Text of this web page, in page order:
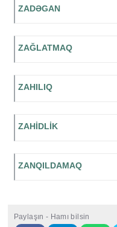
ZADƏGAN
ZAĞLATMAQ
ZAHILIQ
ZAHİDLİK
ZANQILDAMAQ
Paylaşın - Hamı bilsin